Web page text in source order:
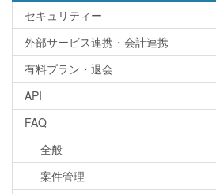
セキュリティー
外部サービス連携・会計連携
有料プラン・退会
API
FAQ
全般
案件管理